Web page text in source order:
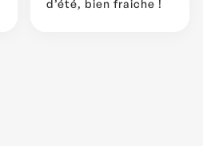
d’été, bien fraiche !